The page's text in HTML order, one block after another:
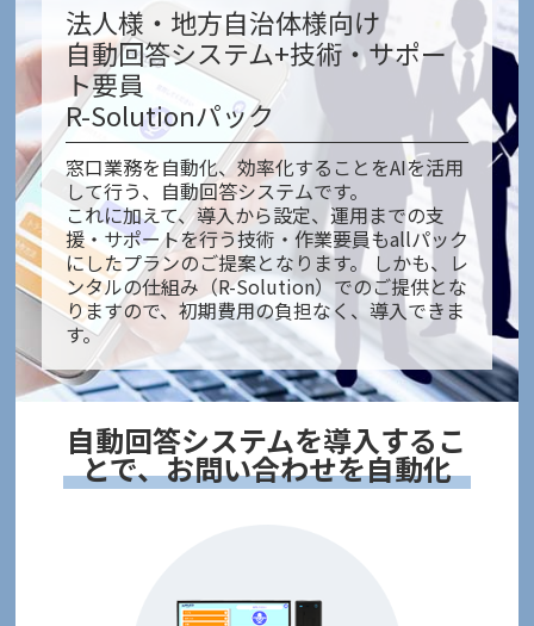
法人様・地方自治体様向け
自動回答システム+技術・サポー
ト要員
R-Solutionパック
窓口業務を自動化、効率化することをAIを活用
して行う、自動回答システムです。
これに加えて、導入から設定、運用までの支
援・サポートを行う技術・作業要員もallパック
にしたプランのご提案となります。 しかも、レ
ンタルの仕組み（R-Solution）でのご提供とな
りますので、初期費用の負担なく、導入できま
す。
自動回答システムを導入するこ
とで、お問い合わせを自動化